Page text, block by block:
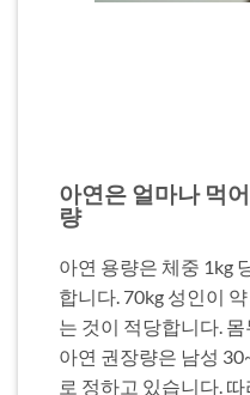
아연은 얼마나 먹
량
아연 용량은 체중 1kg
합니다. 70kg 성인이
는 것이 적당합니다.
아연 권장량은 남성
로 정하고 있습니다.